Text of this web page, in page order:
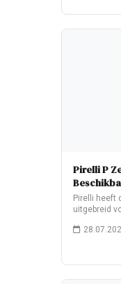
Pirelli P
Pirelli heeft
uitgebreid